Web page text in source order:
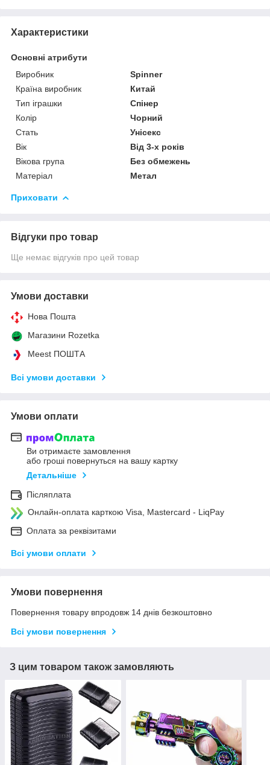
Характеристики
Основні атрибути
Виробник
Spinner
Країна виробник
Китай
Тип іграшки
Спінер
Колір
Чорний
Стать
Унісекс
Вік
Від 3-х років
Вікова група
Без обмежень
Матеріал
Метал
Приховати
Відгуки про товар
Ще немає відгуків про цей товар
Умови доставки
Нова Пошта
Магазини Rozetka
Meest ПОШТА
Всі умови доставки
Умови оплати
Ви отримаєте замовлення
або гроші повернуться на вашу картку
Детальніше
Післяплата
Онлайн-оплата карткою Visa, Mastercard - LiqPay
Оплата за реквізитами
Всі умови оплати
Умови повернення
Повернення товару впродовж 14 днів безкоштовно
Всі умови повернення
З цим товаром також замовляють